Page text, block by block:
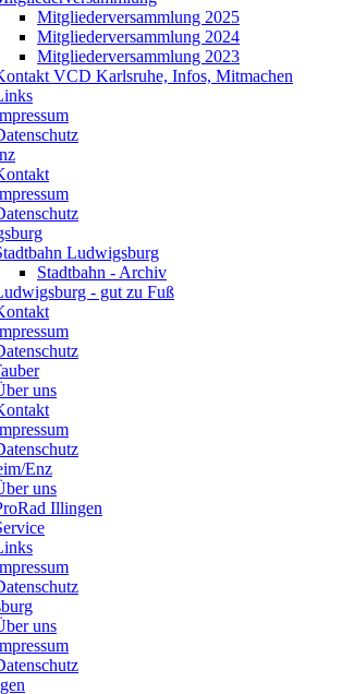
Mitgliederversammlung 2025
Mitgliederversammlung 2024
Mitgliederversammlung 2023
VCD Karlsruhe, Infos, Mitmachen
Ludwigsburg
Stadtbahn - Archiv
- gut zu Fuß
uns
Enz
uns
Illingen
uns